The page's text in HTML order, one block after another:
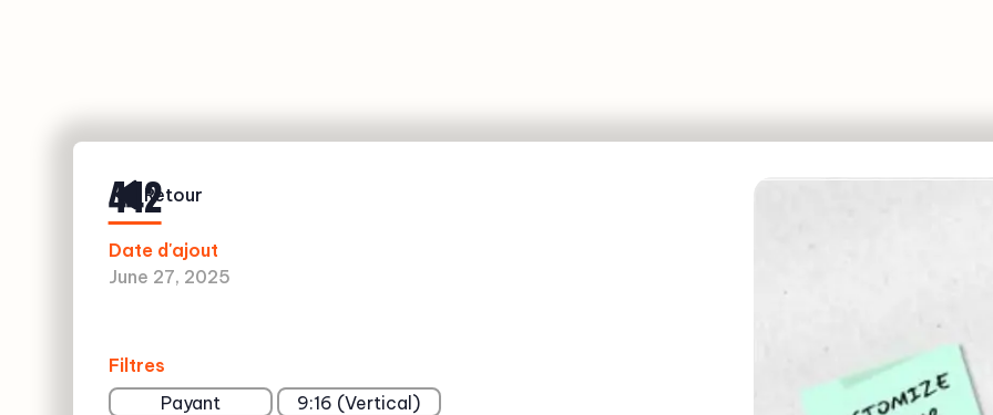
442
Date d'ajout
June 27, 2025
Filtres
Payant
9:16 (Vertical)
Retour